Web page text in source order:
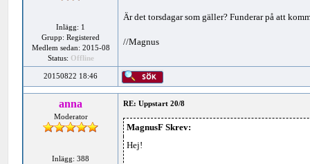
Inlägg: 1
Grupp: Registered
Medlem sedan: 2015-08
Status: Offline
Är det torsdagar som gäller? Funderar på att
//Magnus
20150822 18:46
anna
Moderator
Inlägg: 388
RE: Uppstart 20/8
MagnusF Skrev:
Hej!